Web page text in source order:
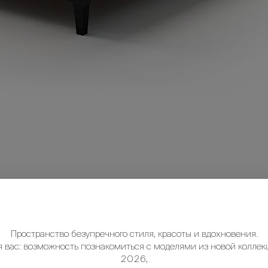
Пространство безупречного стиля, красоты и вдохновения.
вас: возможность познакомиться с моделями из новой
2026,